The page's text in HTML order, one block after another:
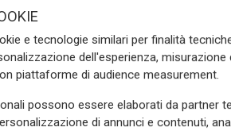
Liguria seguiteci sul
e tecnologie similari per finalità
dell'esperienza,
piattaforme di audience measurement.
possono essere elaborati da partner
di annunci e contenuti,